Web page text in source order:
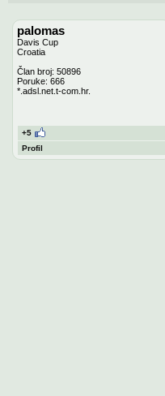
palomas
Davis Cup
Croatia
Član broj: 50896
Poruke: 666
*.adsl.net.t-com.hr.
+5
Profil